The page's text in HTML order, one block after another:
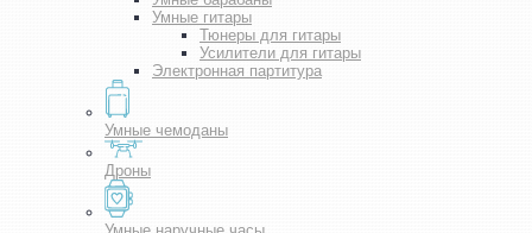
Умные гитары
Тюнеры для гитары
Усилители для гитары
Электронная партитура
Умные чемоданы
Дроны